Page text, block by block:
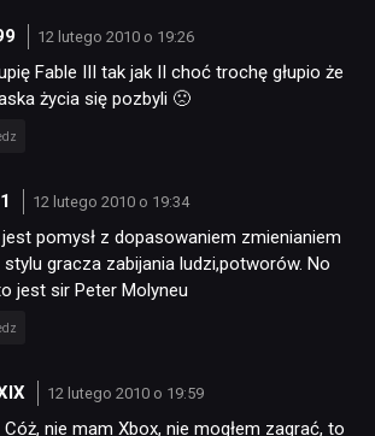
12 lutego 2010 o 19:26
Fable III tak jak II choć trochę głupio że
życia się pozbyli 🙁
12 lutego 2010 o 19:34
pomysł z dopasowaniem zmienianiem
gracza zabijania ludzi,potworów. No
jest sir Peter Molyneu
12 lutego 2010 o 19:59
Cóż, nie mam Xbox, nie mogłem zagrać, to